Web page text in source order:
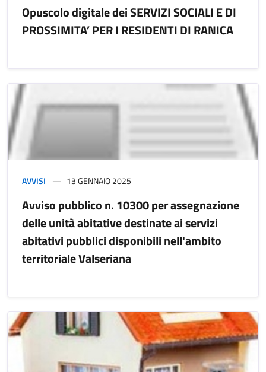
Opuscolo digitale dei SERVIZI SOCIALI E DI
PROSSIMITA’ PER I RESIDENTI DI RANICA
AVVISI 13 GENNAIO 2025
Avviso pubblico n. 10300 per assegnazione
delle unità abitative destinate ai servizi
abitativi pubblici disponibili nell'ambito
territoriale Valseriana